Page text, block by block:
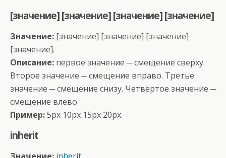
[значение] [значение] [значение] [значение]
Значение: [значение] [значение] [значение]
[значение].
Описание: первое значение ─ смещение сверху.
Второе значение ─ смещение вправо. Третье
значение ─ смещение снизу. Четвёртое значение ─
смещение влево.
Пример:5px 10px 15px 20px.
inherit